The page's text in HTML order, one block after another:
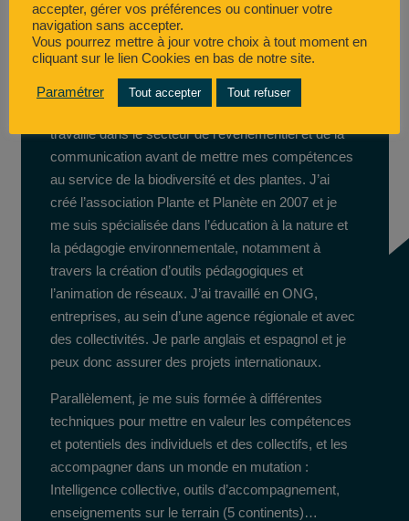
d’association, auteure, j’œuvre par de multiples
moyens à transmettre l’envie de préserver le Vivant
et de développer son potentiel humain au cœur de
Diplômée d’école de commerce (ESSEC 97), j’ai
travaillé dans le secteur de l’événementiel et de la
communication avant de mettre mes compétences
au service de la biodiversité et des plantes. J’ai
créé l’association Plante et Planète en 2007 et je
me suis spécialisée dans l’éducation à la nature et
la pédagogie environnementale, notamment à
travers la création d’outils pédagogiques et
l’animation de réseaux. J’ai travaillé en ONG,
entreprises, au sein d’une agence régionale et avec
des collectivités. Je parle anglais et espagnol et je
peux donc assurer des projets internationaux.
Parallèlement, je me suis formée à différentes
techniques pour mettre en valeur les compétences
et potentiels des individuels et des collectifs, et les
accompagner dans un monde en mutation :
Intelligence collective, outils d’accompagnement,
enseignements sur le terrain (5 continents)…
accepter, gérer vos préférences ou continuer votre
navigation sans accepter.
Vous pourrez mettre à jour votre choix à tout moment en
cliquant sur le lien Cookies en bas de notre site.
Paramétrer Tout accepter Tout refuser